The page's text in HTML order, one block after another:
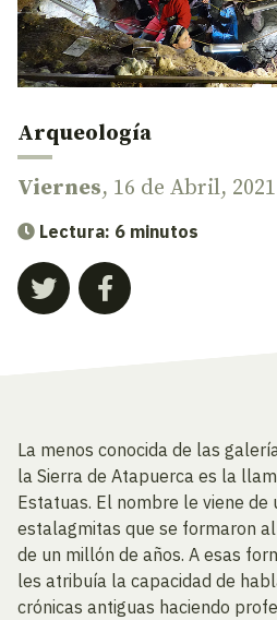
Arqueología
Viernes, 16 de Abril,
Lectura: 6 minutos
La menos conocida de las
la Sierra de Atapuerca es la
Estatuas. El nombre le viene de
estalagmitas que se formaron
de un millón de años. A esas
les atribuía la capacidad de
crónicas antiguas haciendo